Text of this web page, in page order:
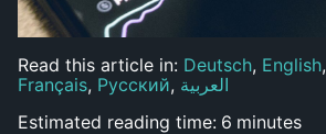
Read this article in: Deutsch, English,
Français, Русский, العربية
Estimated reading time: 6 minutes